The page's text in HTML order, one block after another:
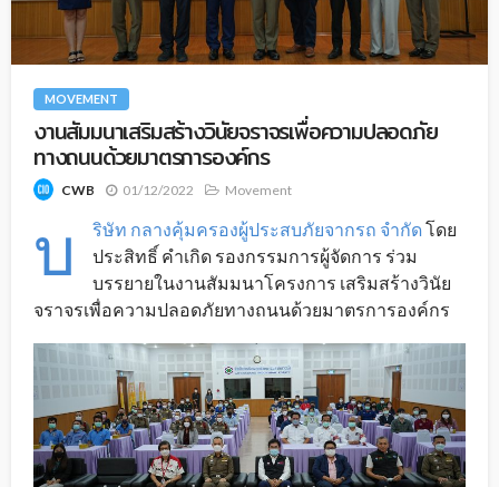
MOVEMENT
งานสัมมนาเสริมสร้างวินัยจราจรเพื่อความปลอดภัย
ทางถนนด้วยมาตรการองค์กร
CWB 01/12/2022 Movement
บ ริษัท กลางคุ้มครองผู้ประสบภัยจากรถ จำกัดโดย
ประสิทธิ์ คำเกิด รองกรรมการผู้จัดการ ร่วม
บรรยายในงานสัมมนาโครงการ เสริมสร้างวินัย
จราจรเพื่อความปลอดภัยทางถนนด้วยมาตรการองค์กร